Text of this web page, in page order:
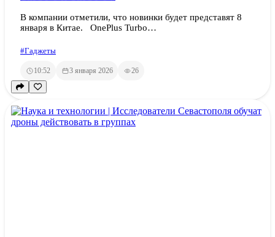
В компании отметили, что новинки будет представят 8
января в Китае. OnePlus Turbo…
#Гаджеты
10:52 3 января 2026 26